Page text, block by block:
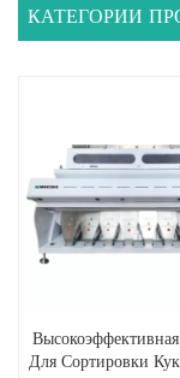
КАТЕГОРИИ
Для Сортировки